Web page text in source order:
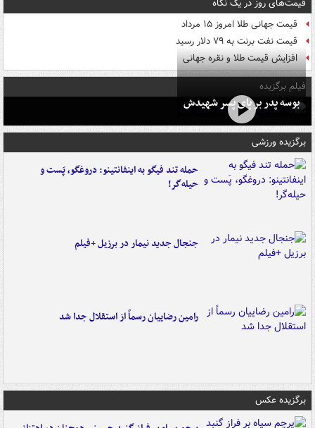
قیمت‌های روز در یک نگاه
قیمت جهانی طلا امروز ۱۵ مرداد
قیمت نفت برنت به ۷۹ دلار رسید
افزایش قیمت طلا و نقره جهانی
فیلم برگزیده
بوسه‌ پدر بر پای پسر شهیدش
برگزیده ورزشی
حمله تند فیگو به اینفانتینو: دروغگو، پَست‌ و
حیله‌گر!
جنجال جدید نیمار در برزیل +فیلم
رامین رضاییان رسماً از استقلال جدا شد
برگزیده عکس